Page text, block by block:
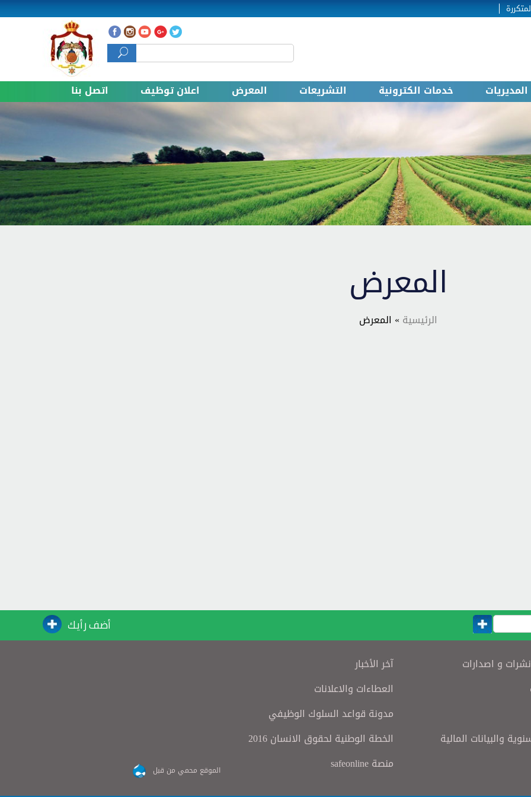
المديريات خدمات الكترونية التشريعات المعرض اعلان توظيف اتصل بنا
المعرض
الرئيسية » المعرض
أضف رأيك
و اصدارات
والبيانات المالية
آخر الأخبار
العطاءات والاعلانات
مدونة قواعد السلوك الوظيفي
الخطة الوطنية لحقوق الانسان 2016
منصة safeonline
الموقع محمي من قبل